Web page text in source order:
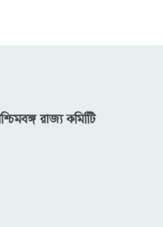
রাজ্য কমিটিি